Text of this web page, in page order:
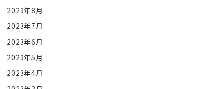
2023年8月
2023年7月
2023年6月
2023年5月
2023年4月